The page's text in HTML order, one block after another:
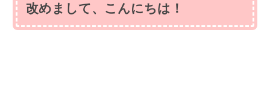
改めまして、こんにちは！